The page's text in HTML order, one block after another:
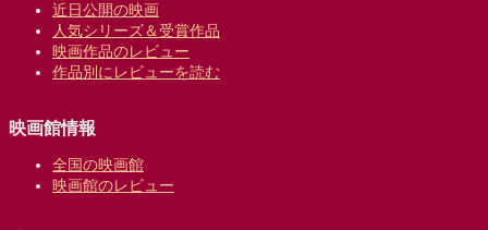
近日公開の映画
人気シリーズ＆受賞作品
映画作品のレビュー
作品別にレビューを読む
映画館情報
全国の映画館
映画館のレビュー